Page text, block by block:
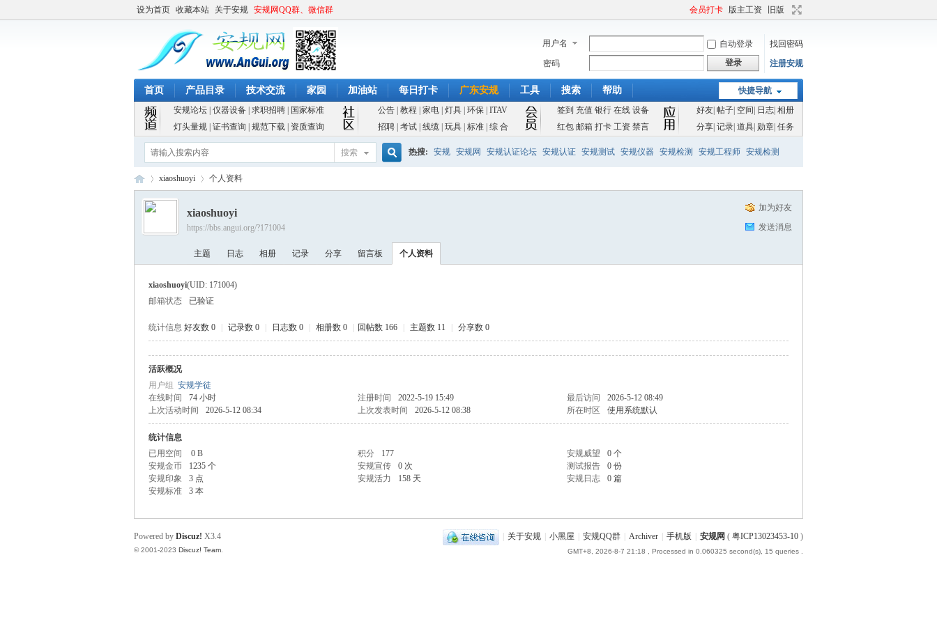
设为首页 收藏本站 关于安规 安规网QQ群、微信群 会员打卡 版主工资 旧版
用户名 自动登录
找回密码
密码
登录 注册安规
快捷导航
首页 产品目录 技术交流 家园 加油站 每日打卡 广东安规 工具 搜索 帮助
安规论坛 仪器设备 求职招聘 国家标准 公告 教程 家电 灯具 环保 ITAV 签到 充值 银行 在线 设备 好友| 帖子| 空间 日志| 相册
灯头量规 证书查询 规范下载 资质查询 招聘| 考试| 线缆| 玩具| 标准| 综 合 红包 邮箱 打卡 工资 禁言 分享| 记录| 道具| 勋章| 任务
搜索 热搜: 安规 安规网 安规认证论坛 安规认证 安规测试 安规仪器 安规检测 安规工程师 安规检测
网
›
xiaoshuoyi 个人资料
加为好友
发送消息
xiaoshuoyi
https://bbs.angui.org/?171004
主题 日志 相册 记录 分享 留言板 个人资料
xiaoshuoyi(UID: 171004)
邮箱状态
已验证
统计信息 好友数 0 记录数 0 日志数 0 相册数 0 回帖数 166 主题数 11 分享数 0
活跃概况
用户组 安规学徒
在线时间
74 小时 注册时间 2022-5-19 15:49 最后访问
2026-5-12 08:49
上次活动时间
2026-5-12 08:34 上次发表时间 2026-5-12 08:38 所在时区 使用系统默认
统计信息
已用空间
0 B 积分 177 安规威望
0 个
安规金币
1235 个 安规宣传 0 次 测试报告
0 份
安规印象
3 点 安规活力 158 天 安规日志
0 篇
安规标准
3 本
关于安规 小黑屋 安规QQ群 Archiver 手机版 安规网 ( 粤ICP13023453-10 )
GMT+8, 2026-8-7 21:18 , Processed in 0.060325 second(s), 15 queries .
Powered by Discuz! X3.4
© 2001-2023 Discuz! Team